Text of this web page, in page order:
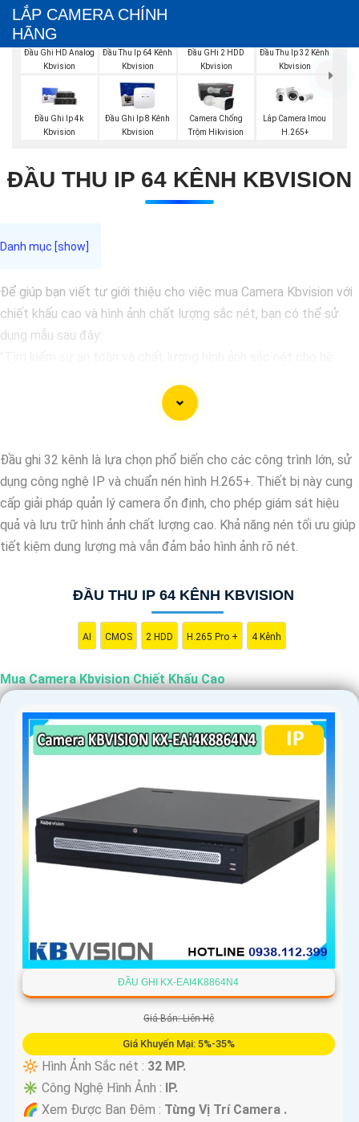
LẮP CAMERA CHÍNH
HÃNG
Đầu Ghi HD Analog
Kbvision
Đầu Thu Ip 64 Kênh
Kbvision
Đầu GHi 2 HDD
Kbvision
Đầu Thu Ip 32 Kênh
Kbvision
Đầu Ghi Ip 4k
Kbvision
Đầu Ghi Ip 8 Kênh
Kbvision
Camera Chống
Trộm Hikvision
Lắp Camera Imou
H.265+
ĐẦU THU IP 64 KÊNH KBVISION
Để giúp bạn viết tư giới thiệu cho việc mua Camera Kbvision với
chiết khấu cao và hình ảnh chất lượng sắc nét, bạn có thể sử
dụng mẫu sau đây:
hiệu uy tín với chiết khấu cao. Với công nghệ hàng đầu, Camera
Kbvision mang đến cho bạn hình ảnh chất lượng cao, rõ nét và
sự giám sát chuyên nghiệp. Hãy đầu tư vào Camera Kbvision và
yên tâm bảo vệ gia đình và tài sản của bạn ngay hôm nay!"
Bạn có thể điều chỉnh và thêm vào nội dung trên để phù hợp với
nhu cầu cụ thể của bạn. Chúc bạn thành công!
'
Đầu ghi 32 kênh là lựa chọn phổ biến cho các công trình lớn, sử
dụng công nghệ IP và chuẩn nén hình H.265+. Thiết bị này cung
cấp giải pháp quản lý camera ổn định, cho phép giám sát hiệu
quả và lưu trữ hình ảnh chất lượng cao. Khả năng nén tối ưu giúp
tiết kiệm dung lượng mà vẫn đảm bảo hình ảnh rõ nét.
ĐẦU THU IP 64 KÊNH KBVISION
AI CMOS 2 HDD H.265 Pro + 4 Kênh
Mua Camera Kbvision Chiết Khấu Cao
ĐẦU GHI KX-EAI4K8864N4
Giá Bán: Liên Hệ
Giá Khuyến Mại: 5%-35%
🔆 Hình Ảnh Sắc nét : 32 MP.
✳️ Công Nghệ Hình Ảnh : IP.
🌈 Xem Được Ban Đêm : Từng Vị Trí Camera .